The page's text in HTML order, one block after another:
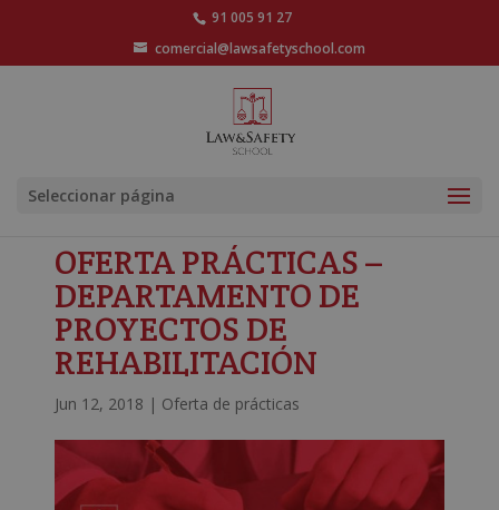
91 005 91 27
comercial@lawsafetyschool.com
Seleccionar página
OFERTA PRÁCTICAS –
DEPARTAMENTO DE
PROYECTOS DE
REHABILITACIÓN
Jun 12, 2018 | Oferta de prácticas